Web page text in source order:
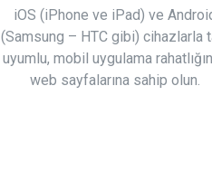
iOS (iPhone ve iPad) ve
(Samsung – HTC gibi) cihazlarla
uyumlu, mobil uygulama
web sayfalarına sahip olun.